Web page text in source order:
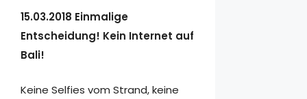
15.03.2018 Einmalige
Entscheidung! Kein Internet auf
Bali!
Keine Selfies vom Strand, keine